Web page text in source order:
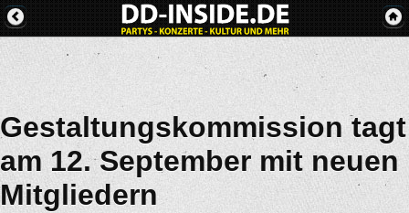
Gestaltungskommission tagt
am 12. September mit neuen
Mitgliedern